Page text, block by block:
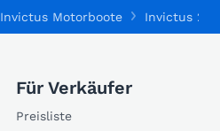
Invictus Motorboote Invictus 200
Für Verkäufer
Preisliste